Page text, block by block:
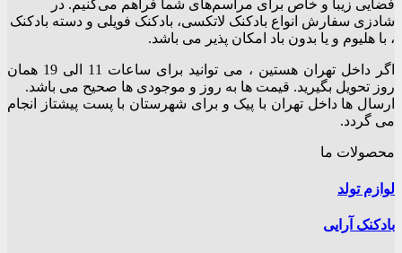
فضایی زیبا و خاص برای مراسم‌های شما فراهم می‌کنیم. در
شادزی سفارش انواع بادکنک لاتکسی، بادکنک فویلی و دسته بادکنک
، با هلیوم و یا بدون باد امکان پذیر می باشد.
اگر داخل تهران هستین ، می توانید برای ساعات 11 الی 19 همان
روز تحویل بگیرید. قیمت ها به روز و موجودی ها صحیح می باشد.
ارسال ها داخل تهران با پیک و برای شهرستان با پست پیشتاز انجام
می گردد.
محصولات ما
لوازم تولد
بادکنک آرایی